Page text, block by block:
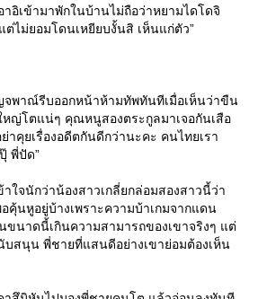
อิเข้ามาพักในบ้านไม่ถือว่าหยามไดโดจิ
ต่ไม่ยอมโดนเหยียบงั้นสิ เห็นแก่ตัว”
จพาณ์รีบออกหน้าห้ามทัพทันทีเมื่อเห็นว่าขืน
หญ่โตแน่ๆ คุณหนูสองตระกูลมาเจอกันเสือ
าคุยเรื่องอดีตกันดีกว่านะคะ คนไทยเรา
พี่ปัด”
าใจนักว่าน้องสาวเกลี่ยกล่อมสองสาวนี้ว่า
คุ้นหูอยู่บ้างเพราะความบ้าเกมจากแดน
ขนาดนี้เกินความสามารถของเขาจริงๆ แต่
สนุน พี่ชายที่แสนดีอย่างเขาย่อมต้องเห็น